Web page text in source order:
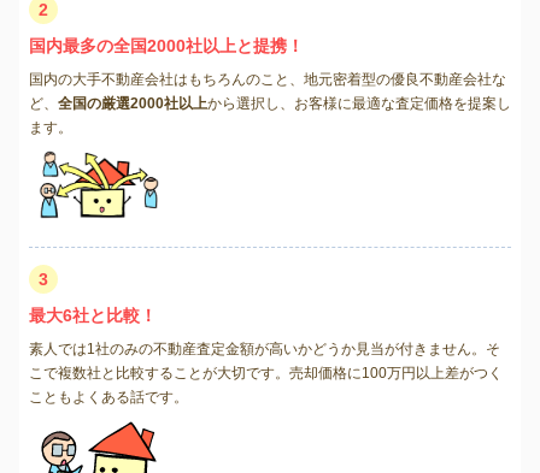
2
国内最多の全国2000社以上と提携！
国内の大手不動産会社はもちろんのこと、地元密着型の優良不動産会社な
ど、 全国の厳選2000社以上から選択し、お客様に最適な査定価格を提案し
ます。
3
最大6社と比較！
素人では1社のみの不動産査定金額が高いかどうか見当が付きません。そ
こで複数社と比較することが大切です。売却価格に100万円以上差がつく
こともよくある話です。